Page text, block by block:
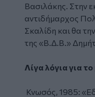
Βασιλάκης. Στην
αντιδήμαρχος
Σκαλίδη και θα
της «Β.Δ.Β.»
Λίγα λόγια για το
Κνωσός, 1985: